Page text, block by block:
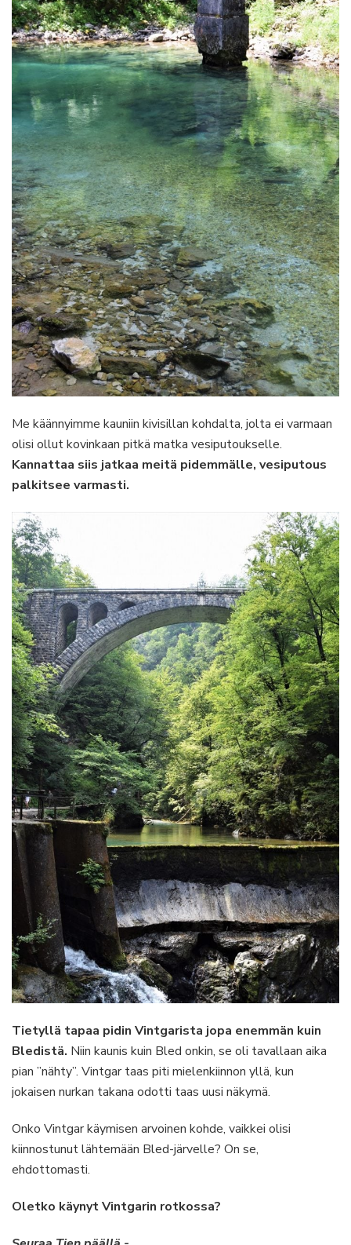
Me käännyimme kauniin kivisillan kohdalta, jolta ei varmaan
olisi ollut kovinkaan pitkä matka vesiputoukselle.
Kannattaa siis jatkaa meitä pidemmälle, vesiputous
palkitsee varmasti.
Tietyllä tapaa pidin Vintgarista jopa enemmän kuin
Bledistä. Niin kaunis kuin Bled onkin, se oli tavallaan aika
pian ”nähty”. Vintgar taas piti mielenkiinnon yllä, kun
jokaisen nurkan takana odotti taas uusi näkymä.
Onko Vintgar käymisen arvoinen kohde, vaikkei olisi
kiinnostunut lähtemään Bled-järvelle? On se,
ehdottomasti.
Oletko käynyt Vintgarin rotkossa?